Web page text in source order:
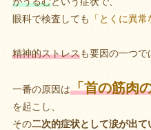
眼科で検査しても
「とくに異
精神的ストレスも要因の一つで
一番の原因は「首の筋肉
を起こし、
その二次的症状として涙が出て